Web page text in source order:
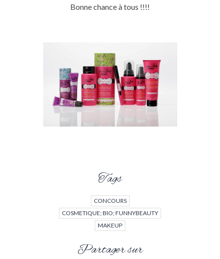
Bonne chance à tous !!!!
Tags
CONCOURS
COSMETIQUE; BIO; FUNNYBEAUTY
MAKEUP
Partager sur